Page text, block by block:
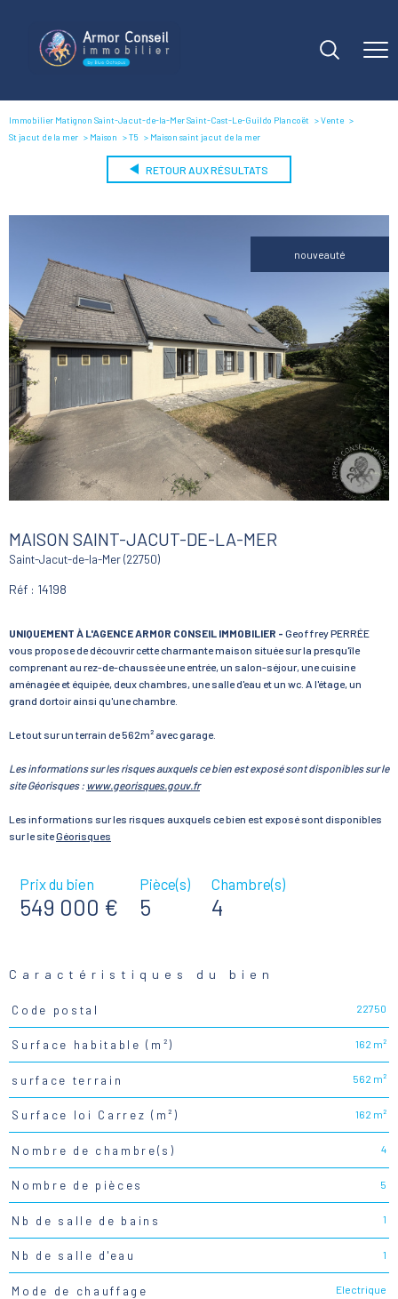
Immobilier Matignon Saint-Jacut-de-la-Mer Saint-Cast-Le-Guildo Plancoët
Vente
St jacut de la mer
Maison T5 Maison saint jacut de la mer
RETOUR AUX RÉSULTATS
nouveauté
MAISON SAINT-JACUT-DE-LA-MER
Saint-Jacut-de-la-Mer (22750)
Réf : 14198
UNIQUEMENT À L'AGENCE ARMOR CONSEIL IMMOBILIER - Geoffrey PERRÉE
vous propose de découvrir cette charmante maison située sur la presqu'île
comprenant au rez-de-chaussée une entrée, un salon-séjour, une cuisine
aménagée et équipée, deux chambres, une salle d'eau et un wc. A l'étage, un
grand dortoir ainsi qu'une chambre.
Le tout sur un terrain de 562m² avec garage.
Les informations sur les risques auxquels ce bien est exposé sont disponibles sur le
site Géorisques : www.georisques.gouv.fr
Les informations sur les risques auxquels ce bien est exposé sont disponibles
sur le siteGéorisques
Prix du bien
549 000 €
Pièce(s)
5
Chambre(s)
4
Caractéristiques du bien
Caractéristiques
Code postal 22750
Surface habitable (m²) 162 m²
surface terrain 562 m²
Surface loi Carrez (m²) 162 m²
Nombre de chambre(s) 4
Nombre de pièces 5
Nb de salle de bains 1
Nb de salle d'eau 1
Mode de chauffage Electrique